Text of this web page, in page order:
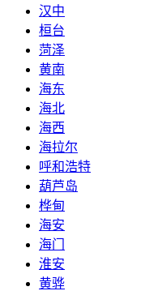
汉中
桓台
菏泽
黄南
海东
海北
海西
海拉尔
呼和浩特
葫芦岛
桦甸
海安
海门
淮安
黄骅